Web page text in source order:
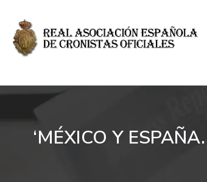
‘MÉXICO Y